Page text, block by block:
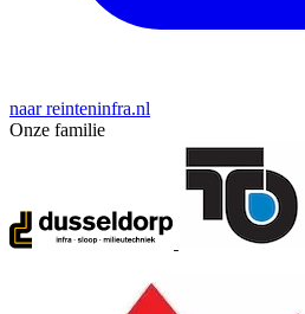
naar reinteninfra.nl
Onze familie